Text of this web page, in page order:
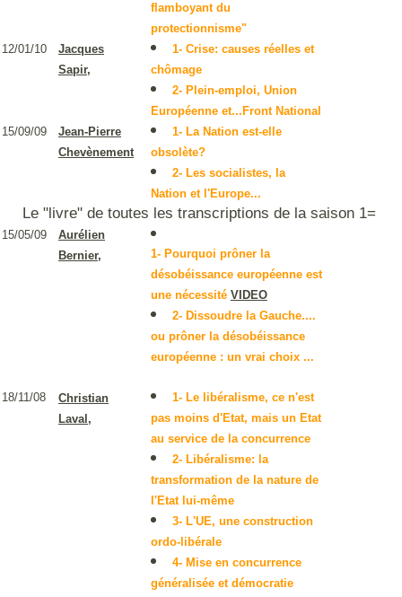
flamboyant du
protectionnisme"
12/01/10
Jacques
Sapir,
1- Crise: causes réelles et
chômage
2- Plein-emploi, Union
Européenne et...Front National
15/09/09
Jean-Pierre
Chevènement
1- La Nation est-elle
obsolète?
2- Les socialistes, la
Nation et l'Europe...
Le "livre" de toutes les transcriptions de la saison 1=
15/05/09
Aurélien
Bernier,
1- Pourquoi prôner la
désobéissance européenne est
une nécessité VIDEO
2- Dissoudre la Gauche....
ou prôner la désobéissance
européenne : un vrai choix ...
18/11/08
Christian
Laval,
1- Le libéralisme, ce n'est
pas moins d'Etat, mais un Etat
au service de la concurrence
2- Libéralisme: la
transformation de la nature de
l'Etat lui-même
3- L'UE, une construction
ordo-libérale
4- Mise en concurrence
généralisée et démocratie